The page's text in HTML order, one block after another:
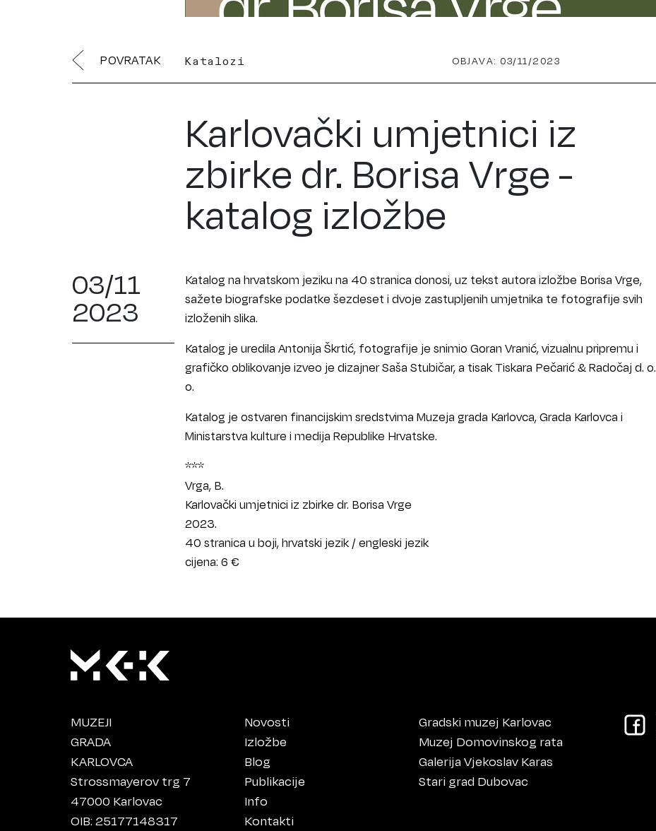
POVRATAK Katalozi OBJAVA: 03/11/2023
Karlovački umjetnici iz
zbirke dr. Borisa Vrge -
katalog izložbe
03/11
2023
Katalog na hrvatskom jeziku na 40 stranica donosi, uz tekst autora izložbe Borisa Vrge,
sažete biografske podatke šezdeset i dvoje zastupljenih umjetnika te fotografije svih
izloženih slika.
Katalog je uredila Antonija Škrtić, fotografije je snimio Goran Vranić, vizualnu pripremu i
grafičko oblikovanje izveo je dizajner Saša Stubičar, a tisak Tiskara Pečarić & Radočaj d. o.
o.
Katalog je ostvaren financijskim sredstvima Muzeja grada Karlovca, Grada Karlovca i
Ministarstva kulture i medija Republike Hrvatske.
***
Vrga, B.
Karlovački umjetnici iz zbirke dr. Borisa Vrge
2023.
40 stranica u boji, hrvatski jezik / engleski jezik
cijena: 6 €
MUZEJI
GRADA
KARLOVCA
Strossmayerov trg 7
47000 Karlovac
OIB: 25177148317
Novosti
Izložbe
Blog
Publikacije
Info
Kontakti
Gradski muzej Karlovac
Muzej Domovinskog rata
Galerija Vjekoslav Karas
Stari grad Dubovac